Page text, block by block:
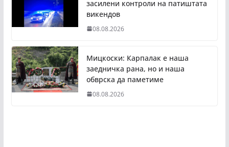
засилени контроли на патиштата
викендов
08.08.2026
Мицкоски: Карпалак е наша
заедничка рана, но и наша
обврска да паметиме
08.08.2026